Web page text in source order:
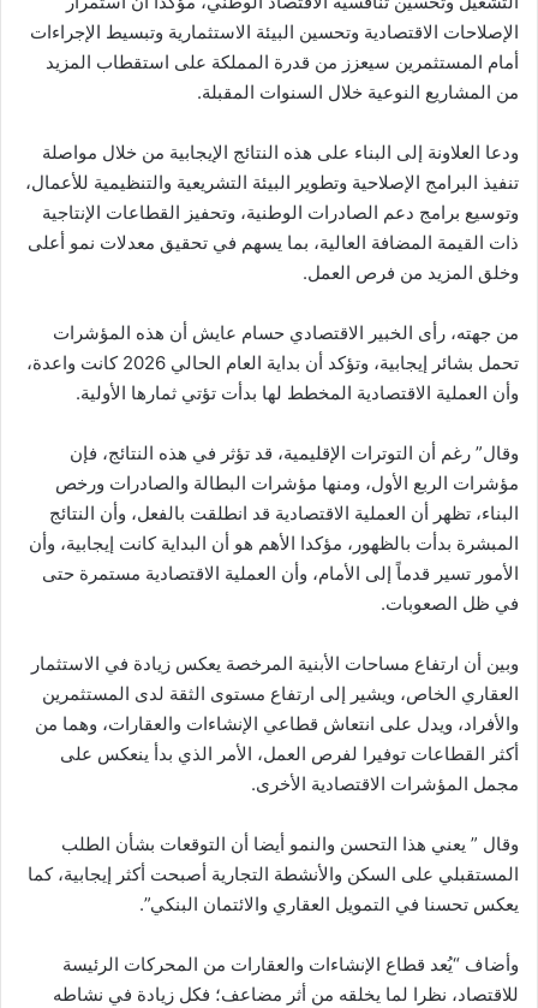
الإصلاحات الاقتصادية وتحسين البيئة الاستثمارية وتبسيط الإجراءات
أمام المستثمرين سيعزز من قدرة المملكة على استقطاب المزيد
من المشاريع النوعية خلال السنوات المقبلة.
ودعا العلاونة إلى البناء على هذه النتائج الإيجابية من خلال مواصلة
تنفيذ البرامج الإصلاحية وتطوير البيئة التشريعية والتنظيمية للأعمال،
وتوسيع برامج دعم الصادرات الوطنية، وتحفيز القطاعات الإنتاجية
ذات القيمة المضافة العالية، بما يسهم في تحقيق معدلات نمو أعلى
وخلق المزيد من فرص العمل.
من جهته، رأى الخبير الاقتصادي حسام عايش أن هذه المؤشرات
تحمل بشائر إيجابية، وتؤكد أن بداية العام الحالي 2026 كانت واعدة،
وأن العملية الاقتصادية المخطط لها بدأت تؤتي ثمارها الأولية.
وقال” رغم أن التوترات الإقليمية، قد تؤثر في هذه النتائج، فإن
مؤشرات الربع الأول، ومنها مؤشرات البطالة والصادرات ورخص
البناء، تظهر أن العملية الاقتصادية قد انطلقت بالفعل، وأن النتائج
المبشرة بدأت بالظهور، مؤكدا الأهم هو أن البداية كانت إيجابية، وأن
الأمور تسير قدماً إلى الأمام، وأن العملية الاقتصادية مستمرة حتى
في ظل الصعوبات.
وبين أن ارتفاع مساحات الأبنية المرخصة يعكس زيادة في الاستثمار
العقاري الخاص، ويشير إلى ارتفاع مستوى الثقة لدى المستثمرين
والأفراد، ويدل على انتعاش قطاعي الإنشاءات والعقارات، وهما من
أكثر القطاعات توفيرا لفرص العمل، الأمر الذي بدأ ينعكس على
مجمل المؤشرات الاقتصادية الأخرى.
وقال ” يعني هذا التحسن والنمو أيضا أن التوقعات بشأن الطلب
المستقبلي على السكن والأنشطة التجارية أصبحت أكثر إيجابية، كما
يعكس تحسنا في التمويل العقاري والائتمان البنكي”.
وأضاف “يُعد قطاع الإنشاءات والعقارات من المحركات الرئيسة
للاقتصاد، نظرا لما يخلقه من أثر مضاعف؛ فكل زيادة في نشاطه